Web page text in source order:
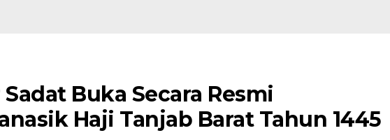
Buka Secara Resmi
Haji Tanjab Barat Tahun 1445